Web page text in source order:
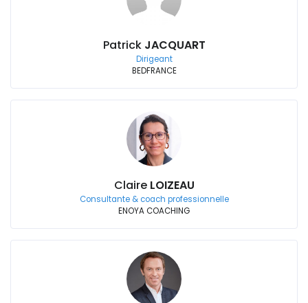
Patrick JACQUART
Dirigeant
BEDFRANCE
Claire LOIZEAU
Consultante & coach professionnelle
ENOYA COACHING